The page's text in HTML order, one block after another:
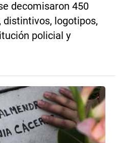
decomisaron 450
distintivos, logotipos,
policial y